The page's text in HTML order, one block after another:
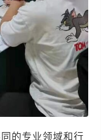
的专业领域和行